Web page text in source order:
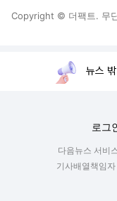
Copyright © 더팩트. 무
뉴스
로그
다음뉴스 서비
기사배열책임